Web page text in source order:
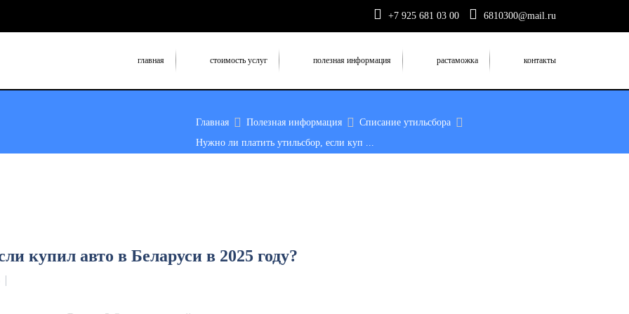
+7 925 681 03 00 6810300@mail.ru
главная стоимость услуг полезная информация растаможка контакты
Главная Полезная информация
Списание утильсбора
Нужно ли платить утильсбор, если куп ...
купил авто в Беларуси в 2025 году?